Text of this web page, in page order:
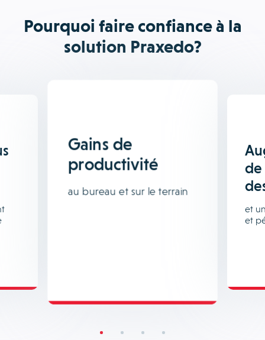
Pourquoi faire confiance à la
solution Praxedo?
Gains de
productivité
au bureau et sur le terrain
de
et
et